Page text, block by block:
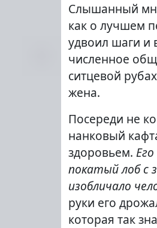
Слышанный
как о лучшем
удвоил шаги и
численное
ситцевой
жена.
Посереди не
нанковый
здоровьем.
покатый лоб с
изобличало
руки его
которая так